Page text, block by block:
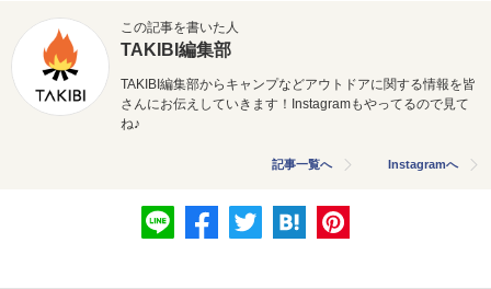
この記事を書いた人
TAKIBI編集部
TAKIBI編集部からキャンプなどアウトドアに関する情報を皆
さんにお伝えしていきます！Instagramもやってるので見て
ね♪
記事一覧へ Instagramへ